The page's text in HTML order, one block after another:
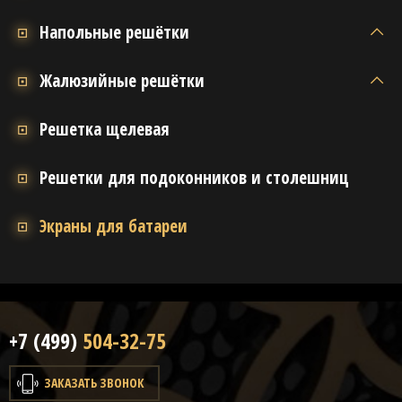
Напольные решётки
Жалюзийные решётки
Решетка щелевая
Решетки для подоконников и столешниц
Экраны для батареи
+7 (499) 504-32-75
ЗАКАЗАТЬ ЗВОНОК